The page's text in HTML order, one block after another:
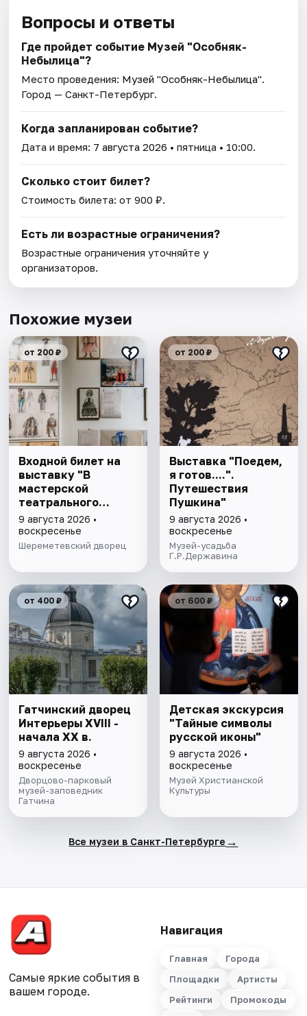
Вопросы и ответы
Где пройдет событие Музей "Особняк-
Небылица"?
Место проведения: Музей "Особняк-Небылица".
Город — Санкт-Петербург.
Когда запланирован событие?
Дата и время: 7 августа 2026 • пятница • 10:00.
Сколько стоит билет?
Стоимость билета: от 900 ₽.
Есть ли возрастные ограничения?
Возрастные ограничения уточняйте у
организаторов.
Похожие музеи
от 200 ₽
Входной билет на
выставку "В
мастерской
театрального
художника"
9 августа 2026 •
воскресенье
Шереметевский дворец
от 200 ₽
Выставка "Поедем,
я готов....".
Путешествия
Пушкина"
9 августа 2026 •
воскресенье
Музей-усадьба
Г.Р.Державина
от 400 ₽
Гатчинский дворец
Интерьеры ХVIII -
начала ХХ в.
9 августа 2026 •
воскресенье
Дворцово-парковый
музей-заповедник
Гатчина
от 600 ₽
Детская экскурсия
"Тайные символы
русской иконы"
9 августа 2026 •
воскресенье
Музей Христианской
Культуры
Все музеи в Санкт-Петербурге →
Самые яркие события в
вашем городе.
Навигация
Главная
Города
Площадки
Артисты
Рейтинги
Промокоды